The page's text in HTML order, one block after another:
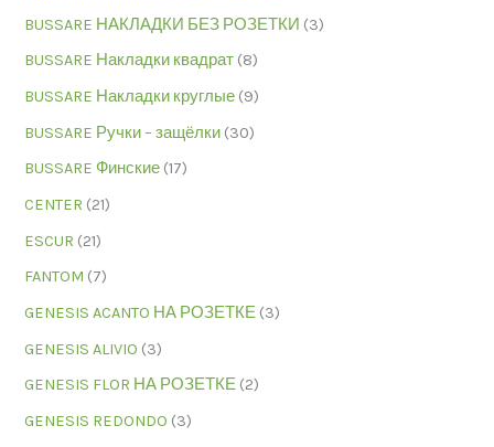
BUSSARE НАКЛАДКИ БЕЗ РОЗЕТКИ (3)
BUSSARE Накладки квадрат (8)
BUSSARE Накладки круглые (9)
BUSSARE Ручки – защёлки (30)
BUSSARE Финские (17)
CENTER (21)
ESCUR (21)
FANTOM (7)
GENESIS ACANTO НА РОЗЕТКЕ (3)
GENESIS ALIVIO (3)
GENESIS FLOR НА РОЗЕТКЕ (2)
GENESIS REDONDO (3)